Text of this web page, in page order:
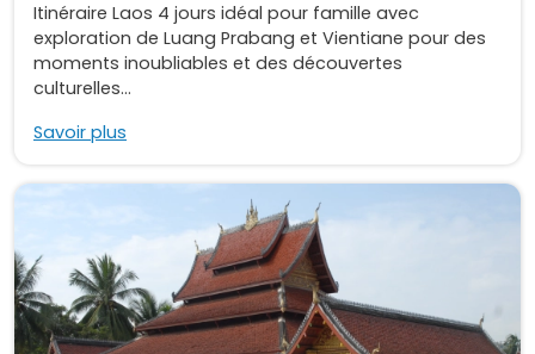
Itinéraire Laos 4 jours idéal pour famille avec
exploration de Luang Prabang et Vientiane pour des
moments inoubliables et des découvertes
culturelles...
Savoir plus